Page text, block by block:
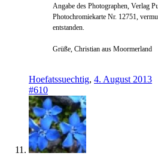
Angabe des Photographen, Verlag
Photochromiekarte Nr. 12751,
entstanden.
Grüße, Christian aus Moormerland
Hoefatssuechtig, 4. August 2013
#610